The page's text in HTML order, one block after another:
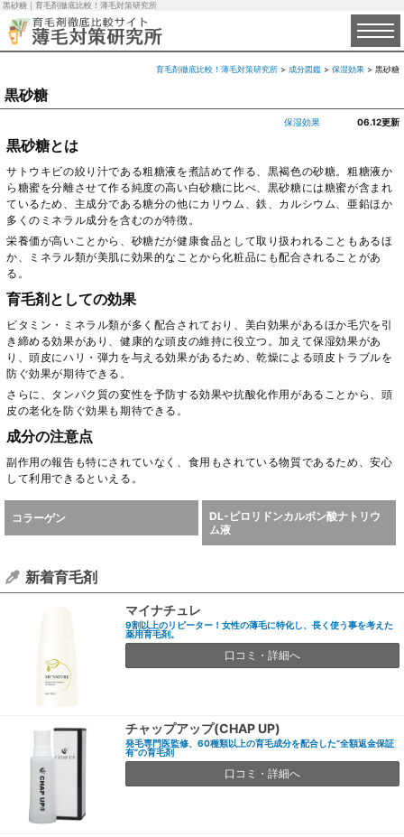
黒砂糖｜育毛剤徹底比較！薄毛対策研究所
育毛剤徹底比較！薄毛対策研究所 > 成分図鑑 > 保湿効果 > 黒砂糖
黒砂糖
保湿効果 06.12更新
黒砂糖とは
サトウキビの絞り汁である粗糖液を煮詰めて作る、黒褐色の砂糖。粗糖液か
ら糖蜜を分離させて作る純度の高い白砂糖に比べ、黒砂糖には糖蜜が含まれ
ているため、主成分である糖分の他にカリウム、鉄、カルシウム、亜鉛ほか
多くのミネラル成分を含むのが特徴。
栄養価が高いことから、砂糖だが健康食品として取り扱われることもあるほ
か、ミネラル類が美肌に効果的なことから化粧品にも配合されることがあ
る。
育毛剤としての効果
ビタミン・ミネラル類が多く配合されており、美白効果があるほか毛穴を引
き締める効果があり、健康的な頭皮の維持に役立つ。加えて保湿効果があ
り、頭皮にハリ・弾力を与える効果があるため、乾燥による頭皮トラブルを
防ぐ効果が期待できる。
さらに、タンパク質の変性を予防する効果や抗酸化作用があることから、頭
皮の老化を防ぐ効果も期待できる。
成分の注意点
副作用の報告も特にされていなく、食用もされている物質であるため、安心
して利用できるといえる。
コラーゲン
DL-ピロリドンカルボン酸ナトリウ
ム液
新着育毛剤
マイナチュレ
9割以上のリピーター！女性の薄毛に特化し、長く使う事を考えた
薬用育毛剤。
口コミ・詳細へ
チャップアップ(CHAP UP)
発毛専門医監修、60種類以上の育毛成分を配合した”全額返金保証
有”の育毛剤
口コミ・詳細へ